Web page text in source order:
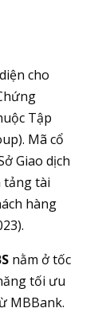
cho
Tập
Mã cổ
Giao dịch
tảng tài
hàng
nằm ở tốc
tối ưu
MBBank.